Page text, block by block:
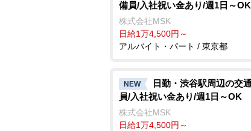
備員/入社祝い金あり/週1日～OK
株式会社MSK
日給1万4,500円～
アルバイト・パート / 東京都
NEW
日勤・渋谷駅周辺の交
員/入社祝い金あり/週1日～OK
株式会社MSK
日給1万4,500円～